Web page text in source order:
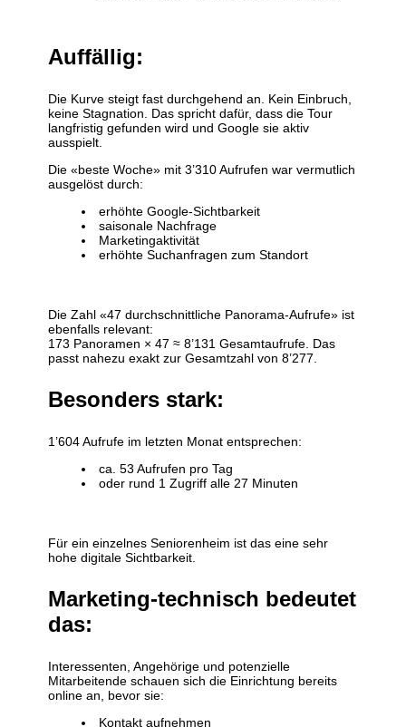
Auffällig:
Die Kurve steigt fast durchgehend an. Kein Einbruch,
keine Stagnation. Das spricht dafür, dass die Tour
langfristig gefunden wird und Google sie aktiv
ausspielt.
Die «beste Woche» mit 3’310 Aufrufen war vermutlich
ausgelöst durch:
erhöhte Google-Sichtbarkeit
saisonale Nachfrage
Marketingaktivität
erhöhte Suchanfragen zum Standort
Die Zahl «47 durchschnittliche Panorama-Aufrufe» ist
ebenfalls relevant:
173 Panoramen × 47 ≈ 8’131 Gesamtaufrufe. Das
passt nahezu exakt zur Gesamtzahl von 8’277.
Besonders stark:
1’604 Aufrufe im letzten Monat entsprechen:
ca. 53 Aufrufen pro Tag
oder rund 1 Zugriff alle 27 Minuten
Für ein einzelnes Seniorenheim ist das eine sehr
hohe digitale Sichtbarkeit.
Marketing-technisch bedeutet
das:
Interessenten, Angehörige und potenzielle
Mitarbeitende schauen sich die Einrichtung bereits
online an, bevor sie:
Kontakt aufnehmen